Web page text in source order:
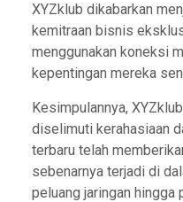
XYZklub dikabarkan
kemitraan bisnis
menggunakan koneksi
kepentingan mereka
Kesimpulannya,
diselimuti kerahasiaan
terbaru telah
sebenarnya terjadi di
peluang jaringan